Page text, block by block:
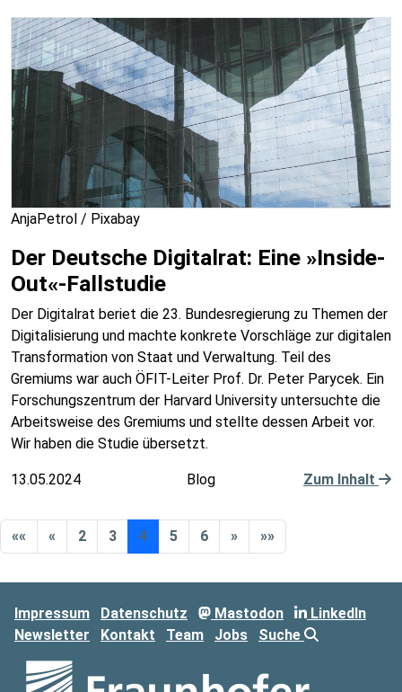
AnjaPetrol / Pixabay
Der Deutsche Digitalrat: Eine »Inside-
Out«-Fallstudie
Der Digitalrat beriet die 23. Bundesregierung zu Themen der
Digitalisierung und machte konkrete Vorschläge zur digitalen
Transformation von Staat und Verwaltung. Teil des
Gremiums war auch ÖFIT-Leiter Prof. Dr. Peter Parycek. Ein
Forschungszentrum der Harvard University untersuchte die
Arbeitsweise des Gremiums und stellte dessen Arbeit vor.
Wir haben die Studie übersetzt.
13.05.2024 Blog Zum Inhalt
«« « 2 3 4 5 6 » »»
Impressum Datenschutz Mastodon
LinkedIn
Newsletter
Kontakt Team Jobs Suche